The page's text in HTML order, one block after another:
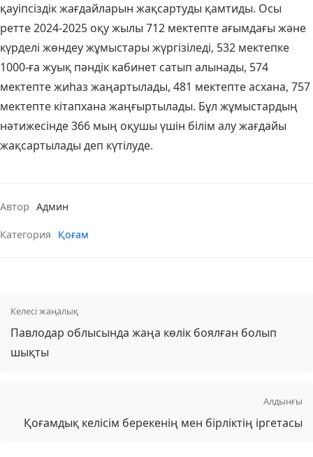
қауіпсіздік жағдайларын жақсартуды қамтиды. Осы
ретте 2024-2025 оқу жылы 712 мектепте ағымдағы және
күрделі жөндеу жұмыстары жүргізіледі, 532 мектепке
1000-ға жуық пәндік кабинет сатып алынады, 574
мектепте жиһаз жаңартылады, 481 мектепте асхана, 757
мектепте кітапхана жаңғыртылады. Бұл жұмыстардың
нәтижесінде 366 мың оқушы үшін білім алу жағдайы
жақсартылады деп күтілуде.
Автор Админ
Категория Қоғам
Келесі жаңалық
Павлодар облысында жаңа көлік боялған болып
шықты
Алдынғы
Қоғамдық келісім берекенің мен бірліктің іргетасы